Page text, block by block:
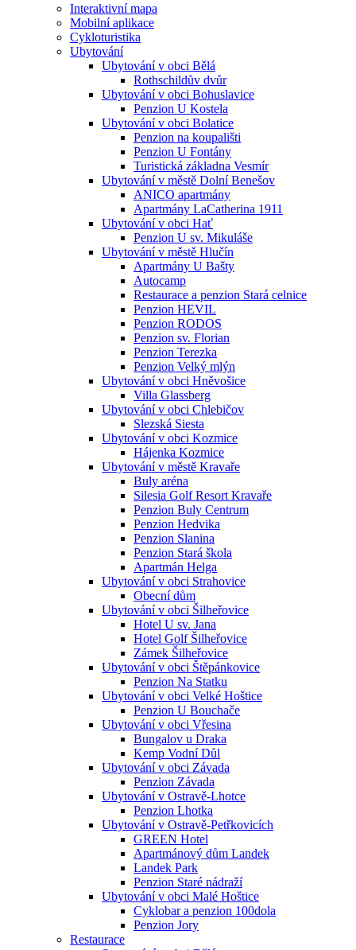
Interaktivní mapa
Mobilní aplikace
Cykloturistika
Ubytování
Ubytování v obci Bělá
Rothschildův dvůr
Ubytování v obci Bohuslavice
Penzion U Kostela
Ubytování v obci Bolatice
Penzion na koupališti
Penzion U Fontány
Turistická základna Vesmír
Ubytování v městě Dolní Benešov
ANICO apartmány
Apartmány LaCatherina 1911
Ubytování v obci Hať
Penzion U sv. Mikuláše
Ubytování v městě Hlučín
Apartmány U Bašty
Autocamp
Restaurace a penzion Stará celnice
Penzion HEVIL
Penzion RODOS
Penzion sv. Florian
Penzion Terezka
Penzion Velký mlýn
Ubytování v obci Hněvošice
Villa Glassberg
Ubytování v obci Chlebičov
Slezská Siesta
Ubytování v obci Kozmice
Hájenka Kozmice
Ubytování v městě Kravaře
Buly aréna
Silesia Golf Resort Kravaře
Penzion Buly Centrum
Penzion Hedvika
Penzion Slanina
Penzion Stará škola
Apartmán Helga
Ubytování v obci Strahovice
Obecní dům
Ubytování v obci Šilheřovice
Hotel U sv. Jana
Hotel Golf Šilheřovice
Zámek Šilheřovice
Ubytování v obci Štěpánkovice
Penzion Na Statku
Ubytování v obci Velké Hoštice
Penzion U Bouchače
Ubytování v obci Vřesina
Bungalov u Draka
Kemp Vodní Důl
Ubytování v obci Závada
Penzion Závada
Ubytování v Ostravě-Lhotce
Penzion Lhotka
Ubytování v Ostravě-Petřkovicích
GREEN Hotel
Apartmánový dům Landek
Landek Park
Penzion Staré nádraží
Ubytování v obci Malé Hoštice
Cyklobar a penzion 100dola
Penzion Jory
Restaurace